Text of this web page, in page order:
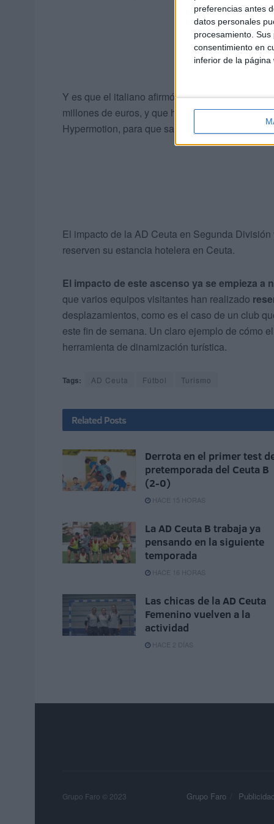
preferencias antes
datos personales
procesamiento.
consentimiento en
inferior de la página
Y es que el italiano afirmó que “es un contrato
millones de euros, y que hemos incluido todos
Hypermotion, para que salga publicidad de
El impacto de la AD Ceuta en Segunda
reserven su estancia hotelera en Ceuta.
El impacto de este ascenso ya se empieza a
que varios equipos visitantes han realizado
desplazamientos, como es el caso de un club
este fin de semana. Un claro ejemplo de cómo
herramienta de dinamización turística.
Tags: AD Ceuta Fútbol Turismo
Related Posts
Derrota en el primer test
pretemporada del Ceuta B
(2-0)
HACE 15 HORAS
La AD Ceuta B trabaja ya
pensando en la siguiente
temporada
HACE 16 HORAS
Las chicas de la AD Ceuta
Femenino vuelven a la
actividad
HACE 2 DÍAS
Grupo Faro Publicidad
Grupo Faro © 2023